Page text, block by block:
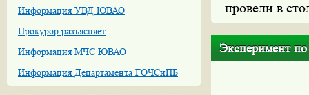
Информация УВД ЮВАО
Прокурор разъясняет
Информация МЧС ЮВАО
Информация Департамента ГОЧСиПБ
провели в
Эксперимент по